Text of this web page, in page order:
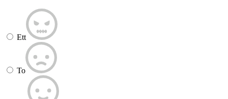
Ett
To